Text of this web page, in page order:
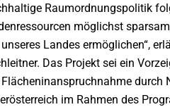
Raumordnungspolitik
möglichst
Landes ermöglichen“,
Das Projekt sei ein
durch
im Rahmen des